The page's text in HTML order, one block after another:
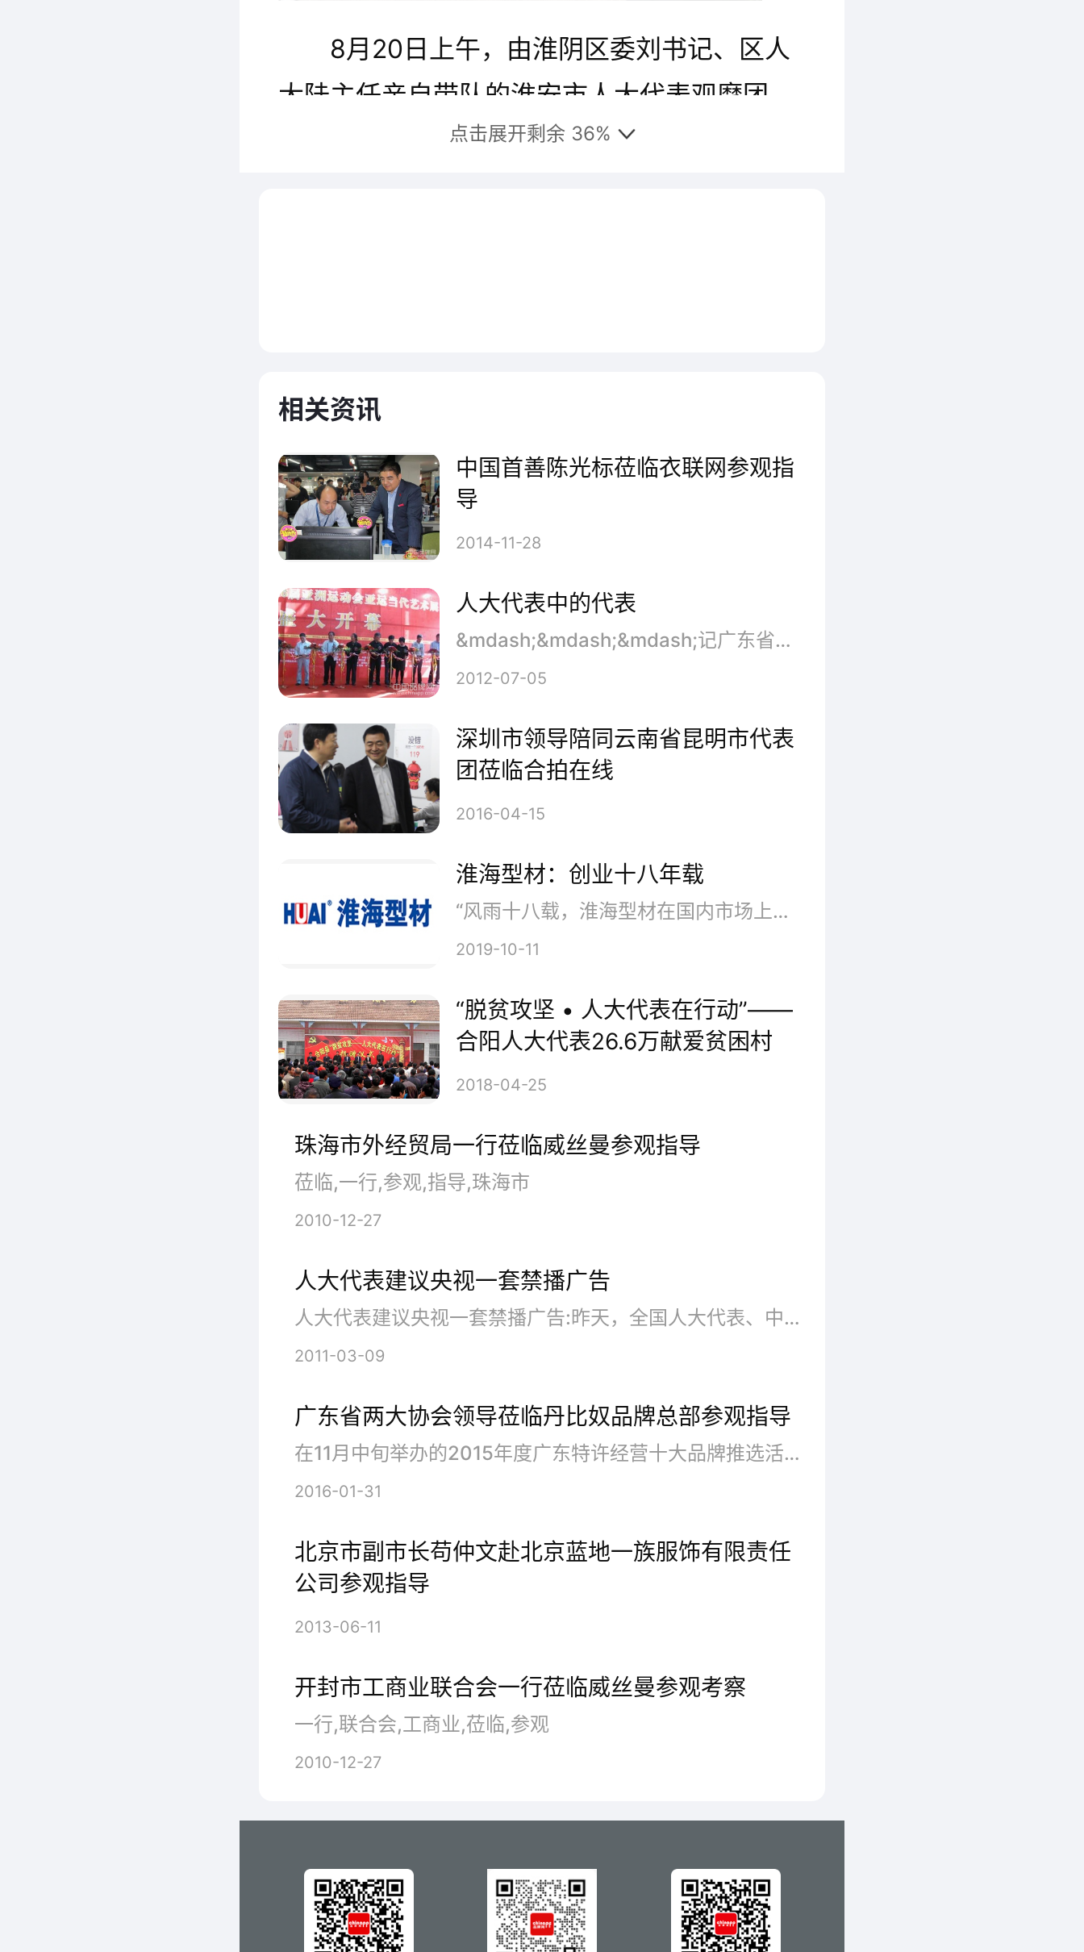
8月20日上午，由淮阴区委刘书记、区人
大陆主任亲自带队的淮安市人大代表观摩团，
一行约40人到我公司进行观摩活动。鲍士雷总
做的贡献表示感谢。整个观摩活动持续约50分
钟。
点击展开剩余 36%
相关资讯
中国首善陈光标莅临衣联网参观指
导
2014-11-28
人大代表中的代表
&mdash;&mdash;&mdash;记广东省人大代表、全国建设新农村优秀共产党员陈伟纶女士陈伟纶，原名陈伟清,企业家，广东省十一届人大代表。出生于...
2012-07-05
深圳市领导陪同云南省昆明市代表
团莅临合拍在线
2016-04-15
淮海型材：创业十八年载
“风雨十八载，淮海型材在国内市场上已声名远播，接下来的目标是驰名海外。”鲍士雷说，今年起，淮海型材创业团队已兵分多路，上东南亚、跑“一带一路”沿线寻找新的市场，力争用两年时间闯出一片新天地。
2019-10-11
“脱贫攻坚 • 人大代表在行动”——
合阳人大代表26.6万献爱贫困村
2018-04-25
珠海市外经贸局一行莅临威丝曼参观指导
莅临,一行,参观,指导,珠海市
2010-12-27
人大代表建议央视一套禁播广告
人大代表建议央视一套禁播广告:昨天，全国人大代表、中心人民广播电台播音主持指导委员会副主任方明在天津代表团介入审议政府工作讲演时建议，央视一套和各地方电视台首套节目全部禁播广告，以公平的姿态投入到新闻报道工作中，实现做纯新闻的目的。他同时建议，全国各地方电视台首套节目都要论证一下，是否可以不播广告
2011-03-09
广东省两大协会领导莅临丹比奴品牌总部参观指导
在11月中旬举办的2015年度广东特许经营十大品牌推选活动中，丹比奴最终以最高的票数成功入围2015年度广东省十大特许经营品牌，得到了主办单位广东省经营连锁协会的极大关注和赞扬，随即2015年11月25日，广东省特许经营连锁协会孙雄会长、广东省时尚首饰及配饰协会邓矩晖会长莅临丹比奴品牌总部参观指导，并对丹比奴品牌的成功入围表示祝贺，丹比奴品牌高层Peter进行了热情的接待，热烈欢迎两位领导的到
2016-01-31
北京市副市长苟仲文赴北京蓝地一族服饰有限责任
公司参观指导
2013-06-11
开封市工商业联合会一行莅临威丝曼参观考察
一行,联合会,工商业,莅临,参观
2010-12-27